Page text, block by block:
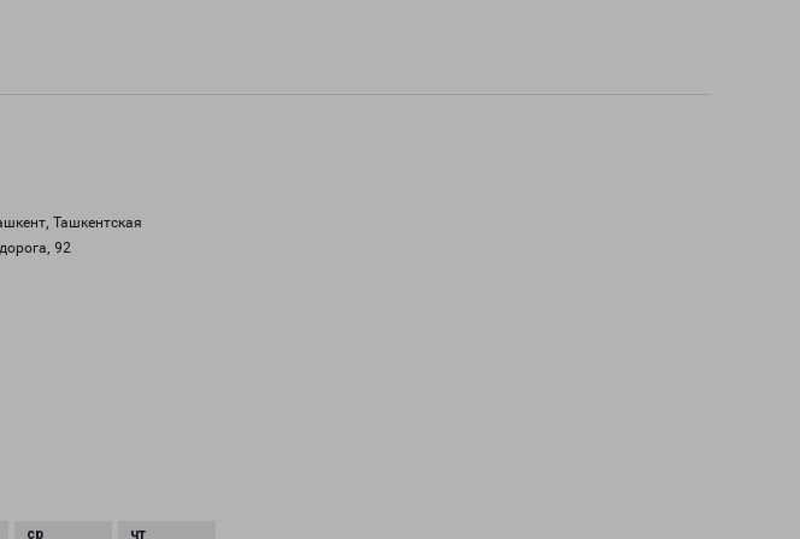
Ташкентская
92